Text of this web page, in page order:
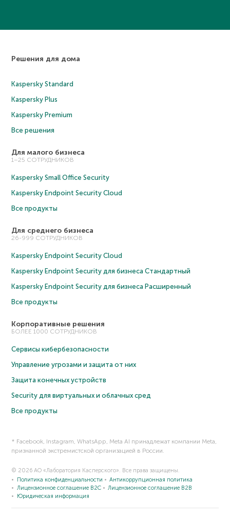
Решения для дома
Kaspersky Standard
Kaspersky Plus
Kaspersky Premium
Все решения
Для малого бизнеса
1–25 СОТРУДНИКОВ
Kaspersky Small Office Security
Kaspersky Endpoint Security Cloud
Все продукты
Для среднего бизнеса
26-999 СОТРУДНИКОВ
Kaspersky Endpoint Security Cloud
Kaspersky Endpoint Security для бизнеса Cтандартный
Kaspersky Endpoint Security для бизнеса Расширенный
Все продукты
Корпоративные решения
БОЛЕЕ 1000 СОТРУДНИКОВ
Сервисы кибербезопасности
Управление угрозами и защита от них
Защита конечных устройств
Security для виртуальных и облачных сред
Все продукты
* Facebook, Instagram, WhatsApp, Meta AI принадлежат компании Meta,
признанной экстремистской организацией в России.
© 2026 АО «Лаборатория Касперского». Все права защищены.
Политика конфиденциальности
Антикоррупционная политика
Лицензионное соглашение B2C
Лицензионное соглашение B2B
Юридическая информация